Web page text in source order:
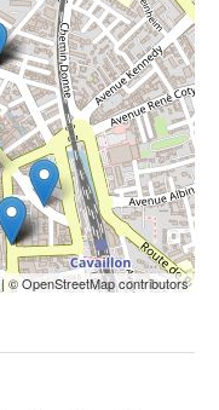
| © OpenStreetMap contributors